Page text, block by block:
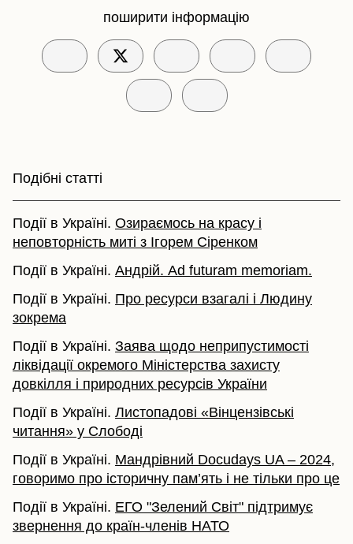
поширити інформацію
Подібні статті
Події в Україні. Озираємось на красу і
неповторність миті з Ігорем Сіренком
Події в Україні. Андрій. Ad futuram memoriam.
Події в Україні. Про ресурси взагалі і Людину
зокрема
Події в Україні. Заява щодо неприпустимості
ліквідації окремого Міністерства захисту
довкілля і природних ресурсів України
Події в Україні. Листопадові «Вінцензівські
читання» у Слободі
Події в Україні. Мандрівний Docudays UA – 2024,
говоримо про історичну пам’ять і не тільки про це
Події в Україні. ЕГО "Зелений Світ" підтримує
звернення до країн-членів НАТО